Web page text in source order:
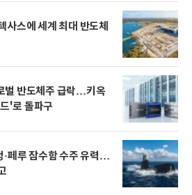
사스에 세계 최대 반도체
벌 반도체주 급락…키옥
'로 돌파구
·페루 잠수함 수주 유력…